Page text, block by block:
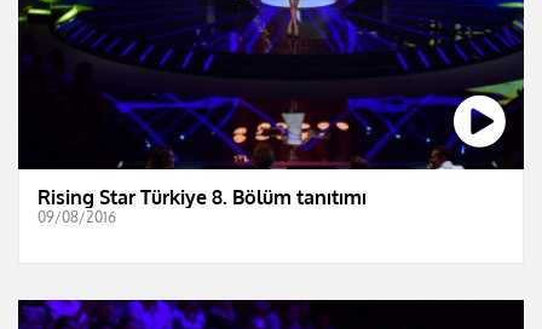
Rising Star Türkiye 8. Bölüm tanıtımı
09/08/2016